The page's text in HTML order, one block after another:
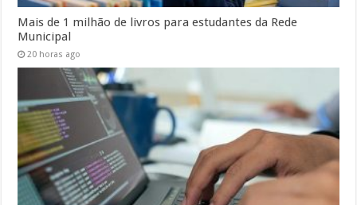
Mais de 1 milhão de livros para estudantes da Rede
Municipal
20 horas ago